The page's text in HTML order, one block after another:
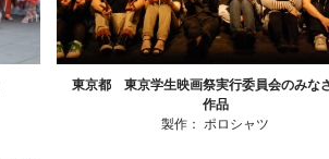
東京都 東京学生映画祭実行委員会のみな
作品
製作： ポロシャツ